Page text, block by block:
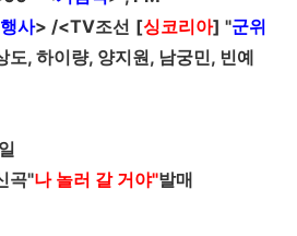
사> /<TV조선 [싱코리아] "군위
도, 하이량, 양지원, 남궁민, 빈예
곡"나 놀러 갈 거야"발매